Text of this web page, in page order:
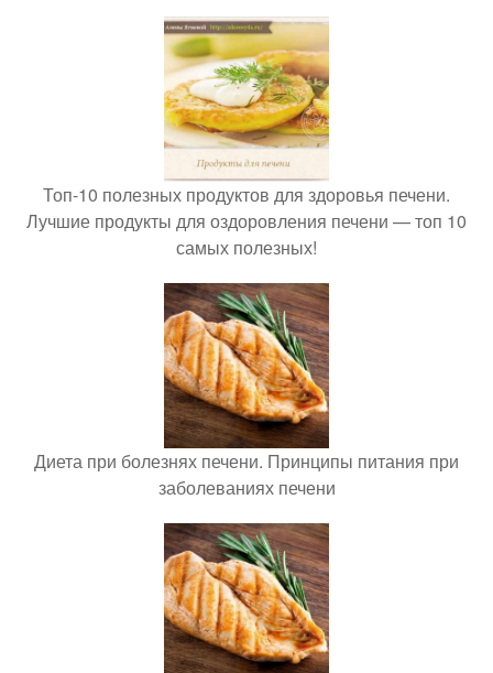
Топ-10 полезных продуктов для здоровья печени.
Лучшие продукты для оздоровления печени — топ 10
самых полезных!
Диета при болезнях печени. Принципы питания при
заболеваниях печени